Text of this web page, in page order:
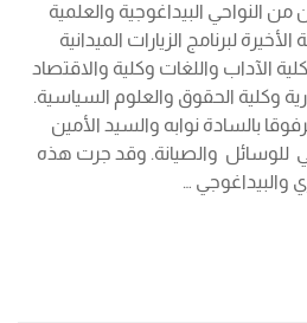
النواحي البيداغوجية والعلمية
لبرنامج الزيارات الميدانية
الآداب واللغات وكلية والاقتصاد
وكلية الحقوق والعلوم السياسية.
بالسادة نوابه والسيد الأمين
للوسائل والصيانة. وقد جرت هذه
والبيداغوجي …